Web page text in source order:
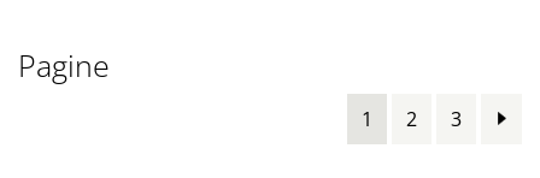
Pagine
1 2 3